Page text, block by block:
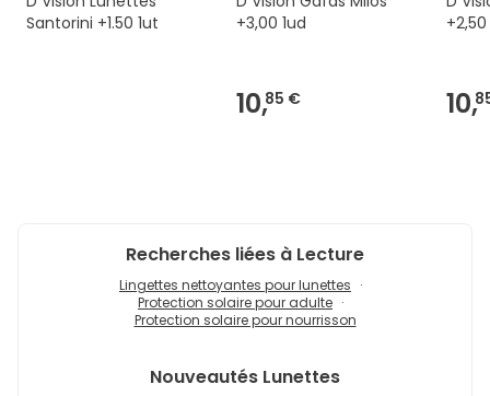
Santorini +1.50 1ut
+3,00 1ud
10,85 €
+2,50
10,
Recherches liées à Lecture
Lingettes nettoyantes pour lunettes
Protection solaire pour adulte
Protection solaire pour nourrisson
Nouveautés Lunettes